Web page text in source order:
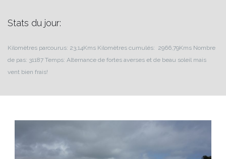
Stats du jour:
Kilomètres parcourus: 23,14Kms Kilomètres cumulés: 2966,79Kms Nombre
de pas: 31187 Temps: Alternance de fortes averses et de beau soleil mais
vent bien frais!